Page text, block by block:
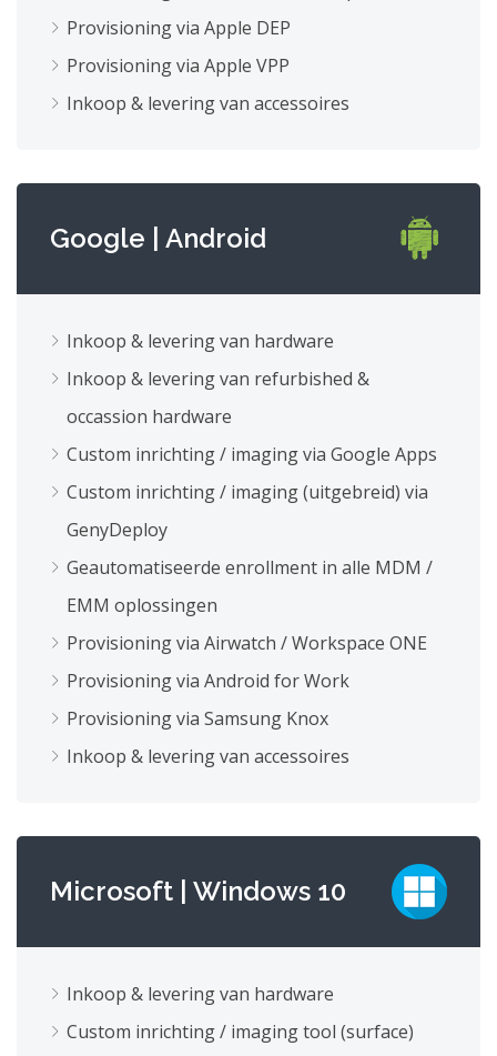
Provisioning via Apple DEP
Provisioning via Apple VPP
Inkoop & levering van accessoires
Google | Android
Inkoop & levering van hardware
Inkoop & levering van refurbished &
occassion hardware
Custom inrichting / imaging via Google Apps
Custom inrichting / imaging (uitgebreid) via
GenyDeploy
Geautomatiseerde enrollment in alle MDM /
EMM oplossingen
Provisioning via Airwatch / Workspace ONE
Provisioning via Android for Work
Provisioning via Samsung Knox
Inkoop & levering van accessoires
Microsoft | Windows 10
Inkoop & levering van hardware
Custom inrichting / imaging tool (surface)